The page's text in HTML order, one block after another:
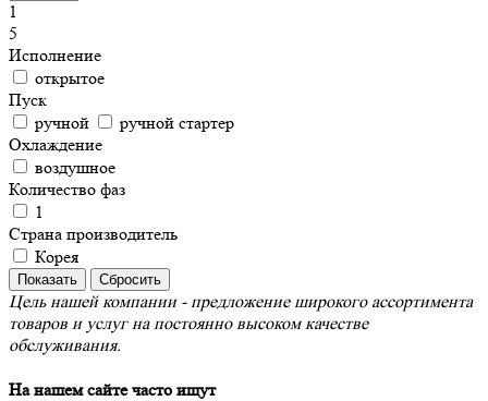
1
5
Исполнение
открытое
Пуск
ручной
ручной стартер
Охлаждение
воздушное
Количество фаз
1
Страна производитель
Корея
Цель нашей компании - предложение широкого ассортимента
товаров и услуг на постоянно высоком качестве
обслуживания.
На нашем сайте часто ищут